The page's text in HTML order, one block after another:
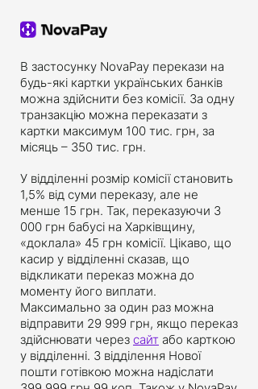
В застосунку NovaPay перекази на
будь-які картки українських банків
можна здійснити без комісії. За одну
транзакцію можна переказати з
картки максимум 100 тис. грн, за
місяць – 350 тис. грн.
У відділенні розмір комісії становить
1,5% від суми переказу, але не
менше 15 грн. Так, переказуючи 3
000 грн бабусі на Харківщину,
«доклала» 45 грн комісії. Цікаво, що
касир у відділенні сказав, що
відкликати переказ можна до
моменту його виплати.
Максимально за один раз можна
відправити 29 999 грн, якщо переказ
здійснювати через сайт або карткою
у відділенні. З відділення Нової
пошти готівкою можна надіслати